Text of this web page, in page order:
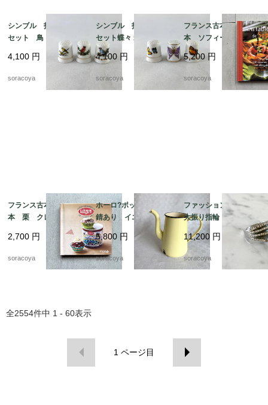
シンブル 指ぬき 3個
セット 鳥 小鳥 裁縫
道具 12otef2-8
4,100 円
soracoya
シンブル 指ぬき 3個
セット蝶々 裁縫道具 1
2otef2-9
4,100 円
soracoya
フランス古本 レシピ
本 ソフィーのお料理
本 100レシピ 12ps
eh17-1
5,200円
soracoya
フランス古本 レシピ
本 栗 クレマン・フ
ォジェ マロンクリー
ム 12pseg20-2
2,700 円
soracoya
ホーロ?ポット 蓋なし
錆あり イエロー ア
ウトドア 水差し 花
瓶 ガーデニング 12
kwdy4
5,800 円
soracoya
ファッションリング
大振り指輪 メタル
キラキラ モスグリー
ンエナメル 12acek1
4
11,200 円
soracoya
全2554件中 1 - 60表示
1 ページ目